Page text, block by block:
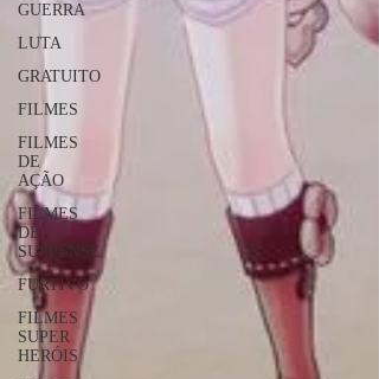
GUERRA
LUTA
GRATUITO
FILMES
FILMES
DE
AÇÃO
FILMES
DE
SUSPENSE
FURTIVO
FILMES
SUPER
HERÓIS